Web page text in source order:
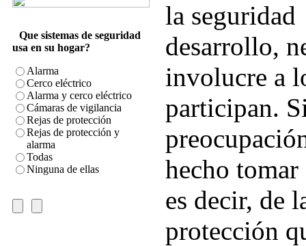
Que sistemas de seguridad
usa en su hogar?
Alarma
Cerco eléctrico
Alarma y cerco eléctrico
Cámaras de vigilancia
Rejas de protección
Rejas de protección y
alarma
Todas
Ninguna de ellas
la
desarrollo,
involucre a
participan.
hecho
es decir, de
protección